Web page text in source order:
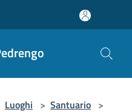
Luoghi > Santuario >